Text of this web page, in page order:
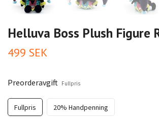
Helluva Boss Plush Figure
499 SEK
Preorderavgift Fullpris
Fullpris 20% Handpenning